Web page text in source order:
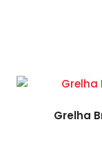
Grelha